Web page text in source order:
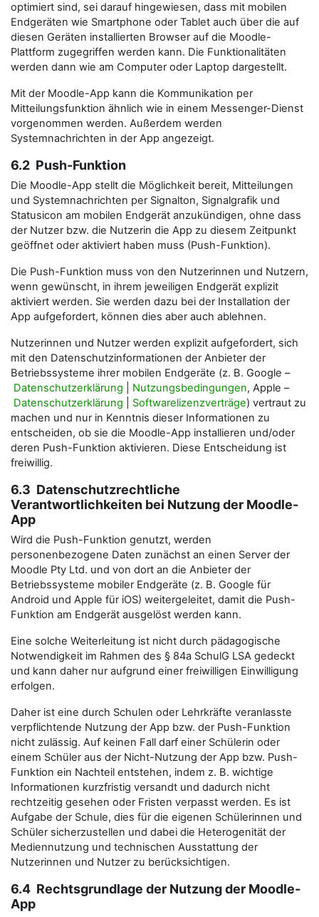
optimiert sind, sei darauf hingewiesen, dass mit mobilen
Endgeräten wie Smartphone oder Tablet auch über die auf
diesen Geräten installierten Browser auf die Moodle-
Plattform zugegriffen werden kann. Die Funktionalitäten
werden dann wie am Computer oder Laptop dargestellt.
Mit der Moodle-App kann die Kommunikation per
Mitteilungsfunktion ähnlich wie in einem Messenger-Dienst
vorgenommen werden. Außerdem werden
Systemnachrichten in der App angezeigt.
6.2 Push-Funktion
Die Moodle-App stellt die Möglichkeit bereit, Mitteilungen
und Systemnachrichten per Signalton, Signalgrafik und
Statusicon am mobilen Endgerät anzukündigen, ohne dass
der Nutzer bzw. die Nutzerin die App zu diesem Zeitpunkt
geöffnet oder aktiviert haben muss (Push-Funktion).
Die Push-Funktion muss von den Nutzerinnen und Nutzern,
wenn gewünscht, in ihrem jeweiligen Endgerät explizit
aktiviert werden. Sie werden dazu bei der Installation der
App aufgefordert, können dies aber auch ablehnen.
Nutzerinnen und Nutzer werden explizit aufgefordert, sich
mit den Datenschutzinformationen der Anbieter der
Betriebssysteme ihrer mobilen Endgeräte (z. B. Google –
Datenschutzerklärung
Nutzungsbedingungen, Apple –
Datenschutzerklärung
Softwarelizenzverträge) vertraut zu
machen und nur in Kenntnis dieser Informationen zu
entscheiden, ob sie die Moodle-App installieren und/oder
deren Push-Funktion aktivieren. Diese Entscheidung ist
freiwillig.
6.3 Datenschutzrechtliche
Verantwortlichkeiten bei Nutzung der Moodle-
App
Wird die Push-Funktion genutzt, werden
personenbezogene Daten zunächst an einen Server der
Moodle Pty Ltd. und von dort an die Anbieter der
Betriebssysteme mobiler Endgeräte (z. B. Google für
Android und Apple für iOS) weitergeleitet, damit die Push-
Funktion am Endgerät ausgelöst werden kann.
Eine solche Weiterleitung ist nicht durch pädagogische
Notwendigkeit im Rahmen des § 84a SchulG LSA gedeckt
und kann daher nur aufgrund einer freiwilligen Einwilligung
erfolgen.
Daher ist eine durch Schulen oder Lehrkräfte veranlasste
verpflichtende Nutzung der App bzw. der Push-Funktion
nicht zulässig. Auf keinen Fall darf einer Schülerin oder
einem Schüler aus der Nicht-Nutzung der App bzw. Push-
Funktion ein Nachteil entstehen, indem z. B. wichtige
Informationen kurzfristig versandt und dadurch nicht
rechtzeitig gesehen oder Fristen verpasst werden. Es ist
Aufgabe der Schule, dies für die eigenen Schülerinnen und
Schüler sicherzustellen und dabei die Heterogenität der
Mediennutzung und technischen Ausstattung der
Nutzerinnen und Nutzer zu berücksichtigen.
6.4 Rechtsgrundlage der Nutzung der Moodle-
App